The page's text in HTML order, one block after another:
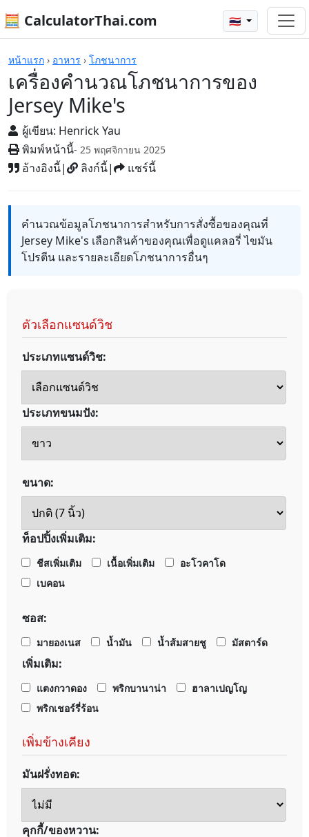
🧮 CalculatorThai.com 🇹🇭
หน้าแรก › อาหาร › โภชนาการ
เครื่องคำนวณโภชนาการของ
Jersey Mike's
ผู้เขียน: Henrick Yau
พิมพ์หน้านี้- 25 พฤศจิกายน 2025
อ้างอิงนี้| ลิงก์นี้| แชร์นี้
เครื่องคิดเลข
คำนวณข้อมูลโภชนาการสำหรับการสั่งซื้อของคุณที่
Jersey Mike's เลือกสินค้าของคุณเพื่อดูแคลอรี่ ไขมัน
โปรตีน และรายละเอียดโภชนาการอื่นๆ
ตัวเลือกแซนด์วิช
ประเภทแซนด์วิช:
ประเภทขนมปัง:
ขนาด:
ท็อปปิ้งเพิ่มเติม:
ชีสเพิ่มเติม เนื้อเพิ่มเติม
อะโวคาโด
เบคอน
ซอส:
มายองเนส น้ำมัน น้ำส้มสายชู มัสตาร์ด
เพิ่มเติม:
แตงกวาดอง พริกบานาน่า
ฮาลาเปญโญ
พริกเชอร์รี่ร้อน
เพิ่มข้างเคียง
มันฝรั่งทอด:
คุกกี้/ของหวาน: